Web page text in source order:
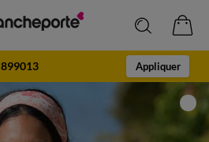
899013 Appliquer